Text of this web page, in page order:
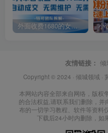
外面收费1680的女粉项目变现，单人单日收益可达1.7k，全自动成交无需维护
友情链接：
Copyright © 2024 · 倾城领域·
本网站内容全部来自网络，版权
的合法权益,请联系我们删除，
布的一切学习教程、软件等资料
下载后24小时内删除，如